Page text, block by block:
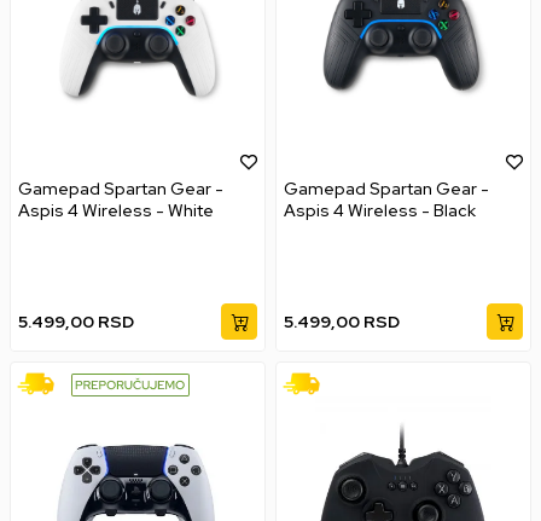
Gamepad Spartan Gear -
Aspis 4 Wireless - White
5.499,00 RSD
Gamepad Spartan Gear -
Aspis 4 Wireless - Black
5.499,00 RSD